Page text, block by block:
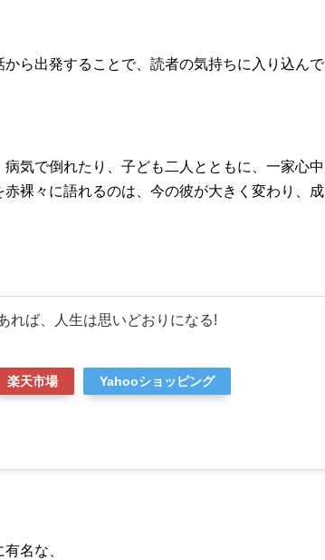
ら出発することで、読者の気持ちに入り込んで
気で倒れたり、子ども二人とともに、一家心中
裸々に語れるのは、今の彼が大きく変わり、成
れば、人生は思いどおりになる!
楽天市場 Yahooショッピング
名な、